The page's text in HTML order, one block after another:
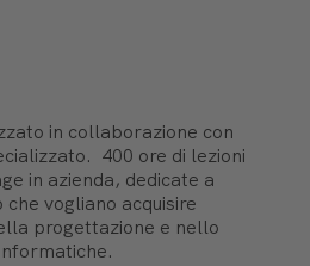
in collaborazione con
400 ore di lezioni
in azienda, dedicate a
vogliano acquisire
progettazione e nello